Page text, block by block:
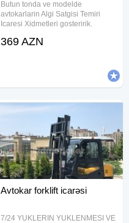
Butun tonda ve modelde
avtokarlarin Algi Satgisi Temiri
Icaresi Xidmetleri gosteririk.
369 AZN
Avtokar forklift icarəsi
7/24 YUKLERIN YUKLENMESI VE